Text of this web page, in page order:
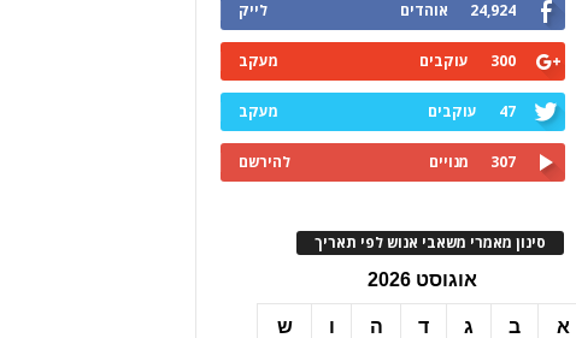
24,924 אוהדים לייק
300 עוקבים מעקב
47 עוקבים מעקב
307 מנויים להירשם
סינון מאמרי משאבי אנוש לפי תאריך
אוגוסט 2026
א ב ג ד ה ו ש